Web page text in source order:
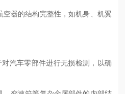
器的结构完整性，如机身、机翼
汽车零部件进行无损检测，以确